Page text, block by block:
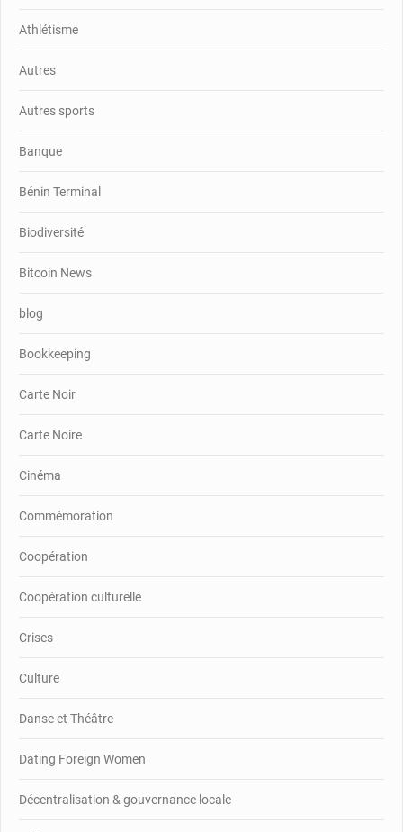
Athlétisme
Autres
Autres sports
Banque
Bénin Terminal
Biodiversité
Bitcoin News
blog
Bookkeeping
Carte Noir
Carte Noire
Cinéma
Commémoration
Coopération
Coopération culturelle
Crises
Culture
Danse et Théâtre
Dating Foreign Women
Décentralisation & gouvernance locale